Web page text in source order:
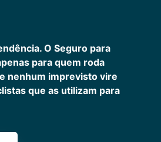
O Seguro para
para quem roda
nenhum imprevisto vire
que as utilizam para